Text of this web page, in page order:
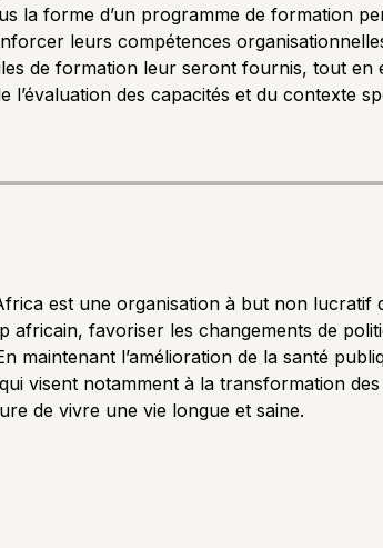
la forme d’un programme de formation
leurs compétences
de formation leur seront fournis, tout en
des capacités et du contexte
est une organisation à but non lucratif
africain, favoriser les changements de
maintenant l’amélioration de la santé
visent notamment à la transformation
de vivre une vie longue et saine.